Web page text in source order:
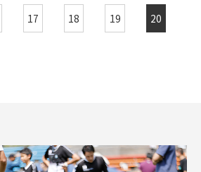
17 18 19 20